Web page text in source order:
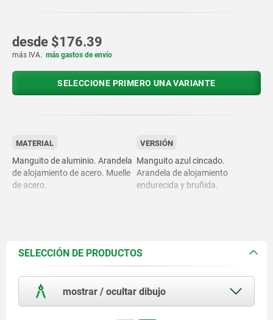
desde $176.39
más IVA. más gastos de envío
SELECCIONE PRIMERO UNA VARIANTE
MATERIAL
Manguito de aluminio. Arandela
de alojamiento de acero. Muelle
de acero.
VERSIÓN
Manguito azul cincado.
Arandela de alojamiento
endurecida y bruñida.
SELECCIÓN DE PRODUCTOS
mostrar / ocultar dibujo